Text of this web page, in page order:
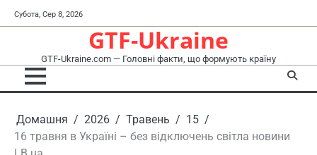
Перейти
до
Субота, Сер 8, 2026
GTF-Ukraine
GTF-Ukraine.com — Головні факти, що формують країну
Домашня 2026 Травень
15
16 травня в Україні – без відключень світла новини